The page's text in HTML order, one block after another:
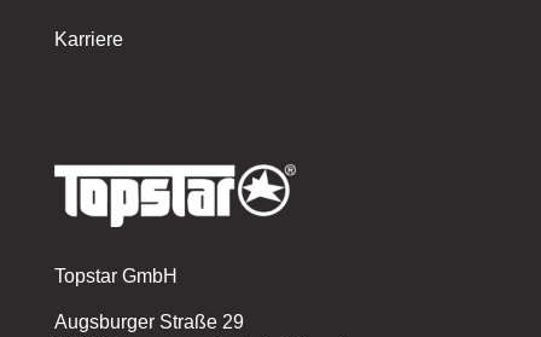
Karriere
Topstar GmbH
Augsburger Straße 29